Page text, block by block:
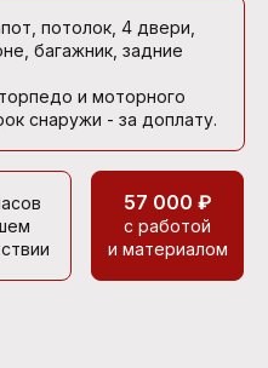
потолок, 4 двери,
багажник, задние
и моторного
снаружи - за доплату.
57 000 ₽
с работой
и материалом